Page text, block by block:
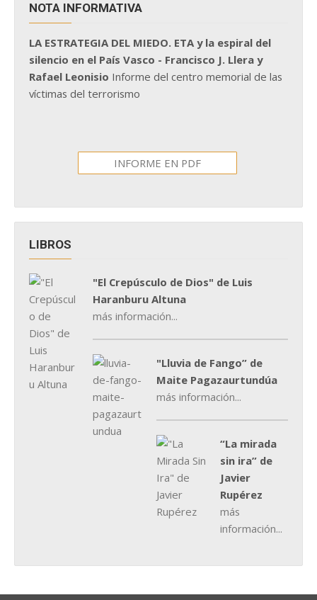
NOTA INFORMATIVA
LA ESTRATEGIA DEL MIEDO. ETA y la espiral del
silencio en el País Vasco - Francisco J. Llera y
Rafael Leonisio Informe del centro memorial de las
víctimas del terrorismo
INFORME EN PDF
LIBROS
"El Crepúsculo de Dios" de Luis
Haranburu Altuna
más información...
"Lluvia de Fango” de
Maite Pagazaurtundúa
más información...
“La mirada
sin ira” de
Javier
Rupérez
más
información...